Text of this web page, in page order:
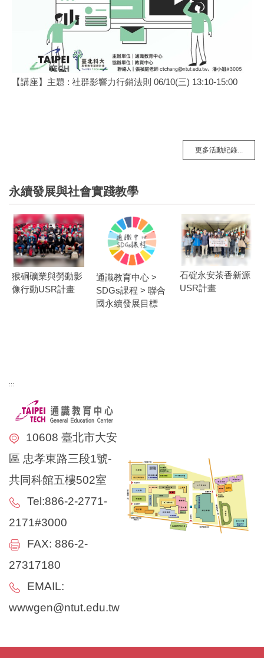
【講座】主題 : 社群影響力行銷法則 06/10(三) 13:10-15:00
更多活動紀錄...
永續發展與社會實踐教學
猴硐礦業與勞動影
像行動USR計畫
通識教育中心 >
SDGs課程 > 聯合
國永續發展目標
石碇永安茶香新源
USR計畫
:::
10608 臺北市大安
區 忠孝東路三段1號-
共同科館五樓502室
Tel:886-2-2771-
2171#3000
FAX: 886-2-
27317180
EMAIL:
wwwgen@ntut.edu.tw